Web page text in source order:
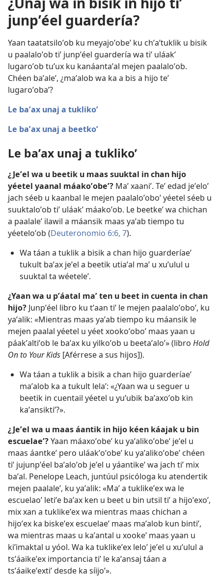
junpʼéel guardería?
Yaan taatatsiloʼob ku meyajoʼobeʼ ku chʼaʼtuklik u bisik
u paalaloʼob tiʼ junpʼéel guardería wa tiʼ uláakʼ
lugaroʼob tuʼux ku kanáantaʼal mejen paalaloʼob.
Chéen baʼaleʼ, ¿maʼalob wa ka a bis a hijo teʼ
lugaroʼobaʼ?
Le baʼax unaj a tuklikoʼ
Le baʼax unaj a beetkoʼ
Le baʼax unaj a tuklikoʼ
¿Jeʼel wa u beetik u maas suuktal in chan hijo
yéetel yaanal máakoʼobeʼ? Maʼ xaaniʼ. Teʼ edad jeʼeloʼ
jach séeb u kaanbal le mejen paalaloʼoboʼ yéetel séeb u
suuktaloʼob tiʼ uláakʼ máakoʼob. Le beetkeʼ wa chichan
a paalaleʼ ilawil a máansik maas yaʼab tiempo tu
yéeteloʼob (Deuteronomio 6:6, 7).
Wa táan a tuklik a bisik a chan hijo guarderíaeʼ
tukult baʼax jeʼel a beetik utiaʼal maʼ u xuʼulul u
suuktal ta wéeteleʼ.
¿Yaan wa u pʼáatal maʼ ten u beet in cuenta in chan
hijo? Junpʼéel libro ku tʼaan tiʼ le mejen paalaloʼoboʼ, ku
yaʼalik: «Mientras maas yaʼab tiempo ku máansik le
mejen paalal yéetel u yéet xookoʼoboʼ maas yaan u
páakʼaltiʼob le baʼax ku yilkoʼob u beetaʼaloʼ» (libro Hold
On to Your Kids [Aférrese a sus hijos]).
Wa táan a tuklik a bisik a chan hijo guarderíaeʼ
maʼalob ka a tukult lelaʼ: «¿Yaan wa u seguer u
beetik in cuentail yéetel u yuʼubik baʼaxoʼob kin
kaʼansiktiʼ?».
¿Jeʼel wa u maas áantik in hijo kéen káajak u bin
escuelaeʼ?Yaan máaxoʼobeʼ ku yaʼalikoʼobeʼ jeʼel u
maas áantkeʼ pero uláakʼoʼobeʼ ku yaʼalikoʼobeʼ chéen
tiʼ jujunpʼéel baʼaloʼob jeʼel u yáantikeʼ wa jach tiʼ mix
baʼal. Penelope Leach, juntúul psicóloga ku atendertik
mejen paalaleʼ, ku yaʼalik: «Maʼ a tuklikeʼex wa le
escuelaoʼ letiʼe baʼax ken u beet u bin utsil tiʼ a hijoʼexoʼ,
mix xan a tuklikeʼex wa mientras maas chichan a
hijoʼex ka biskeʼex escuelaeʼ maas maʼalob kun bintiʼ,
wa mientras maas u kaʼantal u xookeʼ maas yaan u
kiʼimaktal u yóol. Wa ka tuklikeʼex leloʼ jeʼel u xuʼulul a
tsʼáaikeʼex importancia tiʼ le kaʼansaj táan a
tsʼáaikeʼextiʼ desde ka síijoʼ».